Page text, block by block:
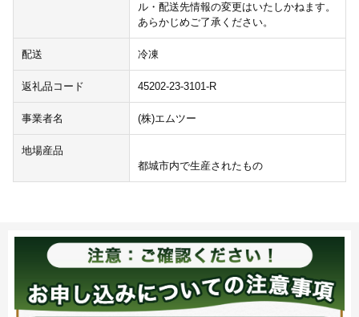
ル・配送先情報の変更はいたしかねます。
あらかじめご了承ください。
配送 冷凍
返礼品コード 45202-23-3101-R
事業者名 (株)エムツー
地場産品
都城市内で生産されたもの